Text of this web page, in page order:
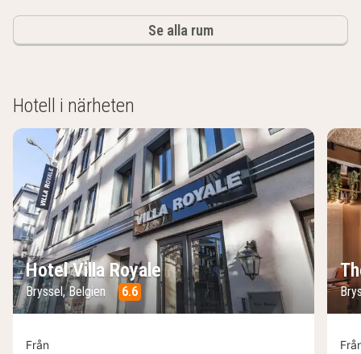
Se alla rum
Hotell i närheten
Hotel Villa Royale
Bryssel, Belgien 6.6
Från